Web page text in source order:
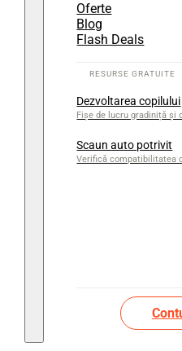
Oferte
Blog
Flash Deals
Dezvoltarea copilului
Fișe de lucru gradiniță și
Scaun auto potrivit
Verifică compatibilitatea